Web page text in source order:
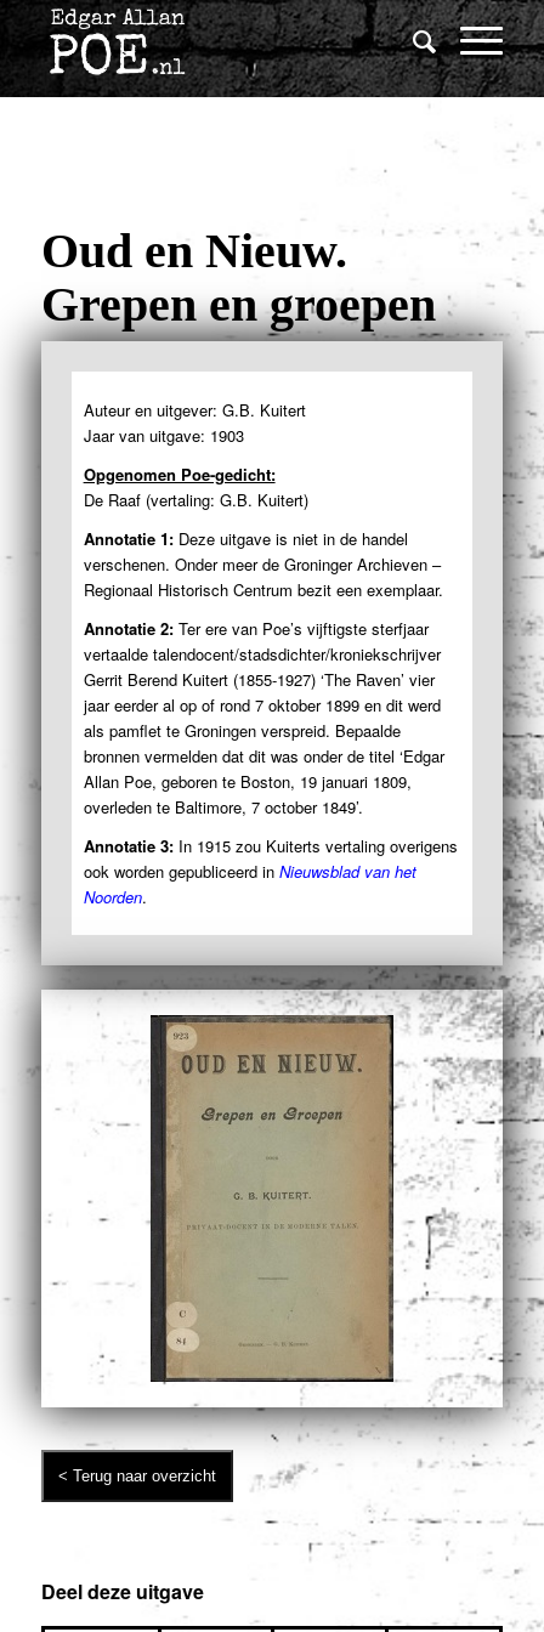
Oud en Nieuw.
Grepen en groepen
Auteur en uitgever: G.B. Kuitert
Jaar van uitgave: 1903
Opgenomen Poe-gedicht:
De Raaf (vertaling: G.B. Kuitert)
Annotatie 1: Deze uitgave is niet in de handel
verschenen. Onder meer de Groninger Archieven –
Regionaal Historisch Centrum bezit een exemplaar.
Annotatie 2: Ter ere van Poe’s vijftigste sterfjaar
vertaalde talendocent/stadsdichter/kroniekschrijver
Gerrit Berend Kuitert (1855-1927) ‘The Raven’ vier
jaar eerder al op of rond 7 oktober 1899 en dit werd
als pamflet te Groningen verspreid. Bepaalde
bronnen vermelden dat dit was onder de titel ‘Edgar
Allan Poe, geboren te Boston, 19 januari 1809,
overleden te Baltimore, 7 october 1849’.
Annotatie 3:In 1915 zou Kuiterts vertaling overigens
ook worden gepubliceerd in Nieuwsblad van het
Noorden.
Deel deze uitgave